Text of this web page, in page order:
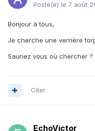
Posté(e) le 7 août
Bonjour à tous,
Je cherche une verrière
Sauriez vous où chercher ?
Citer
EchoVictor